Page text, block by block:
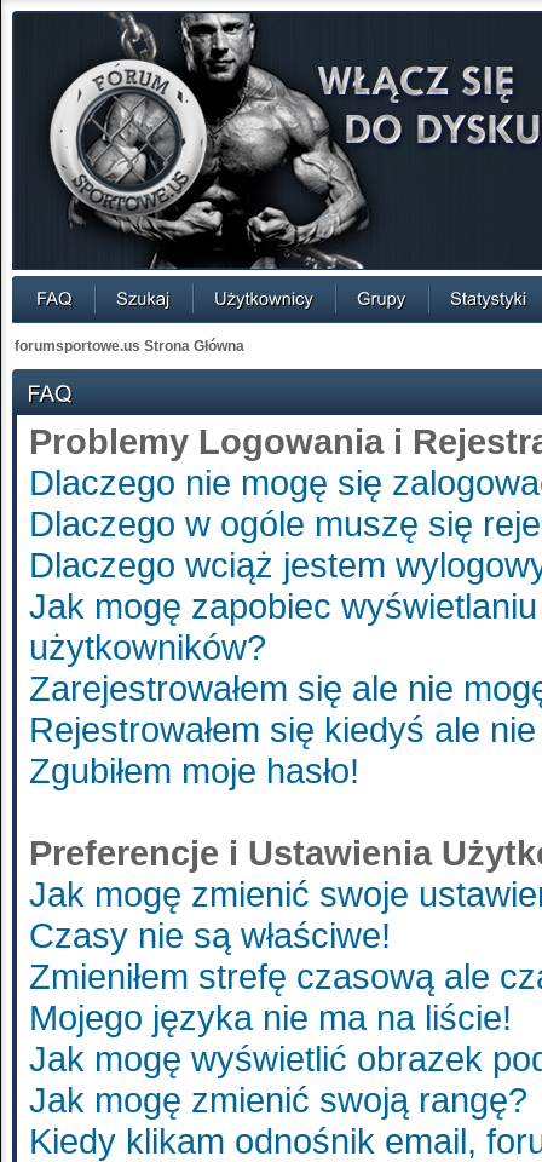
forumsportowe.us Strona Główna
Problemy Logowania i
Dlaczego nie mogę się
Dlaczego w ogóle muszę się
Dlaczego wciąż jestem
Jak mogę zapobiec
użytkowników?
Zarejestrowałem się ale nie
Rejestrowałem się kiedyś ale
Zgubiłem moje hasło!
Preferencje i Ustawienia
Jak mogę zmienić swoje
Czasy nie są właściwe!
Zmieniłem strefę czasową ale
Mojego języka nie ma na liście!
Jak mogę wyświetlić obrazek
Jak mogę zmienić swoją rangę?
Kiedy klikam odnośnik email,